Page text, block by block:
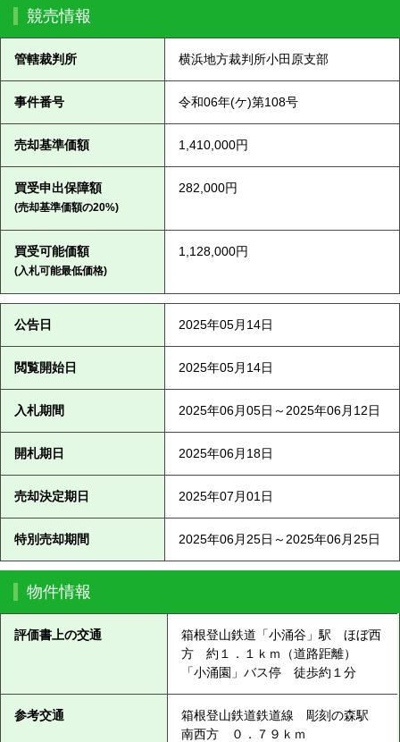
競売情報
管轄裁判所 横浜地方裁判所小田原支部
事件番号 令和06年(ケ)第108号
売却基準価額 1,410,000円
買受申出保障額
(売却基準価額の20%)
282,000円
買受可能価額
(入札可能最低価格)
1,128,000円
公告日 2025年05月14日
閲覧開始日 2025年05月14日
入札期間 2025年06月05日～2025年06月12日
開札期日 2025年06月18日
売却決定期日 2025年07月01日
特別売却期間 2025年06月25日～2025年06月25日
物件情報
評価書上の交通
箱根登山鉄道「小涌谷」駅 ほぼ西
方 約１．１ｋｍ（道路距離）
「小涌園」バス停 徒歩約１分
参考交通
箱根登山鉄道鉄道線 彫刻の森駅
南西方 ０．７９ｋｍ